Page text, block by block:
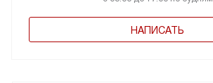
НАПИСАТЬ